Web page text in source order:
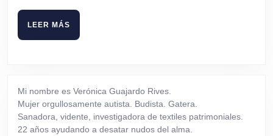
LEER MÁS
MÁS
Mi nombre es Verónica Guajardo Rives.
Mujer orgullosamente autista. Budista. Gatera.
Sanadora, vidente, investigadora de textiles patrimoniales.
22 años ayudando a desatar nudos del alma.